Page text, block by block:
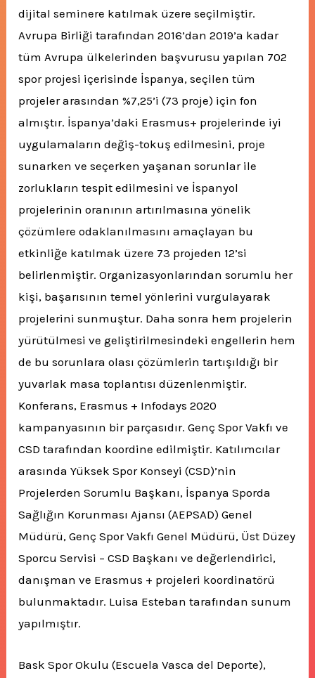
dijital seminere katılmak üzere seçilmiştir.
Avrupa Birliği tarafından 2016’dan 2019’a kadar
tüm Avrupa ülkelerinden başvurusu yapılan 702
spor projesi içerisinde İspanya, seçilen tüm
projeler arasından %7,25’i (73 proje) için fon
almıştır. İspanya’daki Erasmus+ projelerinde iyi
uygulamaların değiş-tokuş edilmesini, proje
sunarken ve seçerken yaşanan sorunlar ile
zorlukların tespit edilmesini ve İspanyol
projelerinin oranının artırılmasına yönelik
çözümlere odaklanılmasını amaçlayan bu
etkinliğe katılmak üzere 73 projeden 12’si
belirlenmiştir. Organizasyonlarından sorumlu her
kişi, başarısının temel yönlerini vurgulayarak
projelerini sunmuştur. Daha sonra hem projelerin
yürütülmesi ve geliştirilmesindeki engellerin hem
de bu sorunlara olası çözümlerin tartışıldığı bir
yuvarlak masa toplantısı düzenlenmiştir.
Konferans, Erasmus + Infodays 2020
kampanyasının bir parçasıdır. Genç Spor Vakfı ve
CSD tarafından koordine edilmiştir. Katılımcılar
arasında Yüksek Spor Konseyi (CSD)’nin
Projelerden Sorumlu Başkanı, İspanya Sporda
Sağlığın Korunması Ajansı (AEPSAD) Genel
Müdürü, Genç Spor Vakfı Genel Müdürü, Üst Düzey
Sporcu Servisi – CSD Başkanı ve değerlendirici,
danışman ve Erasmus + projeleri koordinatörü
bulunmaktadır. Luisa Esteban tarafından sunum
yapılmıştır.
Bask Spor Okulu (Escuela Vasca del Deporte),